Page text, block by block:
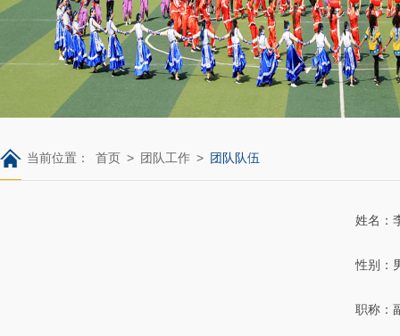
当前位置： 首页 > 团队工作 > 团队队伍
姓名：
性别：
职称：